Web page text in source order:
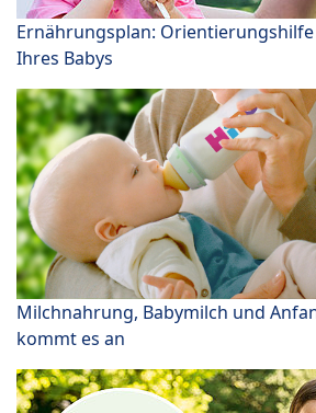
Ernährungsplan:
Ihres Babys
Milchnahrung, Babymilch und
kommt es an